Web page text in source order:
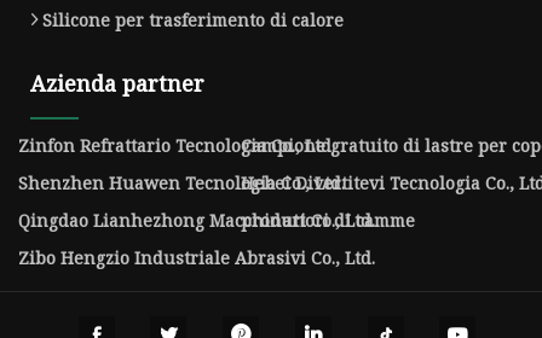
Silicone per trasferimento di calore
Azienda partner
Zinfon Refrattario Tecnologia Co., Ltd.Campione gratuito di lastre per
Shenzhen Huawen Tecnologia Co., Ltd.Hebei Divertitevi Tecnologia Co.,
Qingdao Lianhezhong Macchinari Co., Ltd.
produttori di camme
Zibo Hengzio Industriale Abrasivi Co., Ltd.